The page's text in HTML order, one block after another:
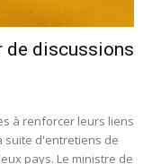
de discussions
à renforcer leurs liens
suite d'entretiens de
pays. Le ministre de